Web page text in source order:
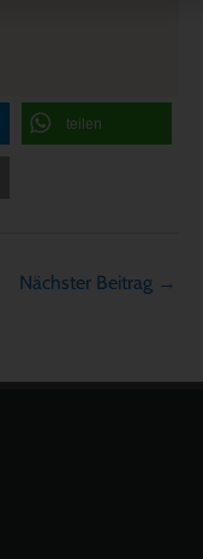
teilen
Nächster Beitrag →